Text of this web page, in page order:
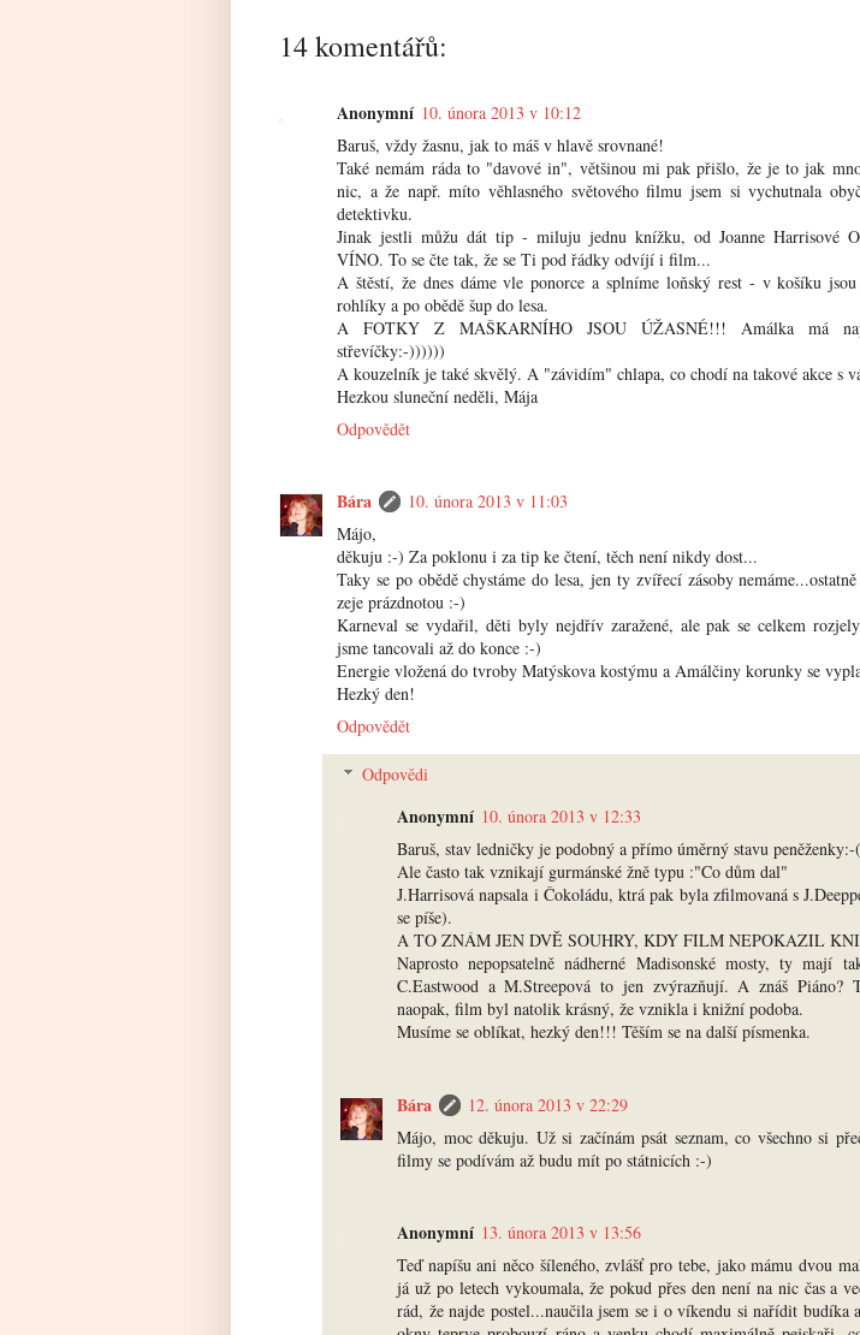
14 komentářů:
Anonymní 10. února 2013 v 10:12
Baruš, vždy žasnu, jak to máš v hlavě srovnané!
Také nemám ráda to "davové in", většinou mi pak přišlo, že je to jak
nic, a že např. míto věhlasného světového filmu jsem si vychutnala
detektivku.
Jinak jestli můžu dát tip - miluju jednu knížku, od Joanne Harrisové
VÍNO. To se čte tak, že se Ti pod řádky odvíjí i film...
A štěstí, že dnes dáme vle ponorce a splníme loňský rest - v košíku
rohlíky a po obědě šup do lesa.
A FOTKY Z MAŠKARNÍHO JSOU ÚŽASNÉ!!! Amálka má
střevíčky:-))))))
A kouzelník je také skvělý. A "závidím" chlapa, co chodí na takové akce s
Hezkou sluneční neděli, Mája
Odpovědět
Bára
10. února 2013 v 11:03
Májo,
děkuju :-) Za poklonu i za tip ke čtení, těch není nikdy dost...
Taky se po obědě chystáme do lesa, jen ty zvířecí zásoby
zeje prázdnotou :-)
Karneval se vydařil, děti byly nejdřív zaražené, ale pak se celkem
jsme tancovali až do konce :-)
Energie vložená do tvroby Matýskova kostýmu a Amálčiny korunky se
Hezký den!
Odpovědět
Odpovědi
Anonymní 10. února 2013 v 12:33
Baruš, stav ledničky je podobný a přímo úměrný stavu peněženky:-(
Ale často tak vznikají gurmánské žně typu :"Co dům dal"
J.Harrisová napsala i Čokoládu, ktrá pak byla zfilmovaná s
se píše).
A TO ZNÁM JEN DVĚ SOUHRY, KDY FILM NEPOKAZIL
Naprosto nepopsatelně nádherné Madisonské mosty, ty mají
C.Eastwood a M.Streepová to jen zvýrazňují. A znáš Piáno?
naopak, film byl natolik krásný, že vznikla i knižní podoba.
Musíme se oblíkat, hezký den!!! Těším se na další písmenka.
Bára
12. února 2013 v 22:29
Májo, moc děkuju. Už si začínám psát seznam, co všechno si
filmy se podívám až budu mít po státnicích :-)
Anonymní 13. února 2013 v 13:56
Teď napíšu ani něco šíleného, zvlášť pro tebe, jako mámu dvou
já už po letech vykoumala, že pokud přes den není na nic čas a
rád, že najde postel...naučila jsem se i o víkendu si nařídit budíka